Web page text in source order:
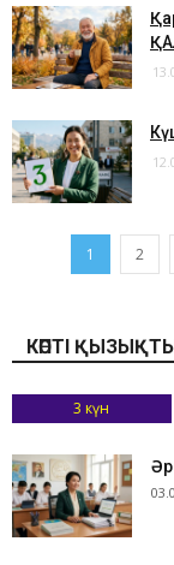
1 2
КӨПТІ
3 күн